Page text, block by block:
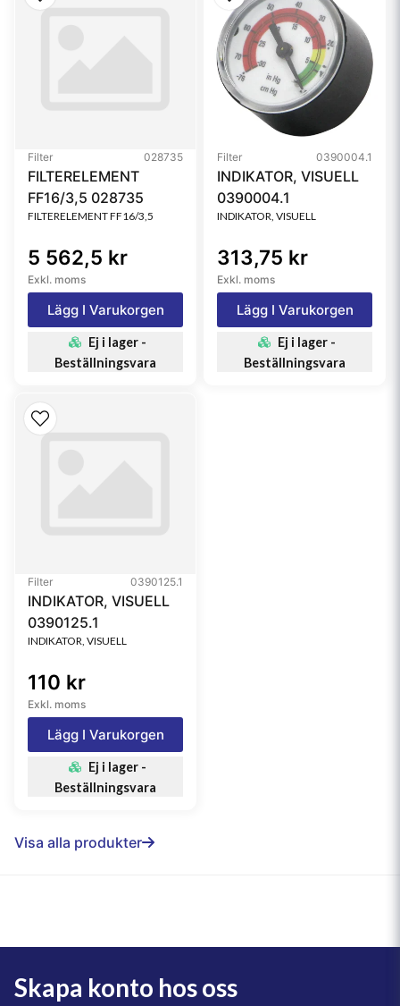
Filter 028735
FILTERELEMENT
FF16/3,5 028735
FILTERELEMENT FF16/3,5
5 562,5 kr
Exkl. moms
Lägg I Varukorgen
Ej i lager -
Beställningsvara
Filter 0390004.1
INDIKATOR, VISUELL
0390004.1
INDIKATOR, VISUELL
313,75 kr
Exkl. moms
Lägg I Varukorgen
Ej i lager -
Beställningsvara
Filter 0390125.1
INDIKATOR, VISUELL
0390125.1
INDIKATOR, VISUELL
110 kr
Exkl. moms
Lägg I Varukorgen
Ej i lager -
Beställningsvara
Visa alla produkter
Skapa konto hos oss